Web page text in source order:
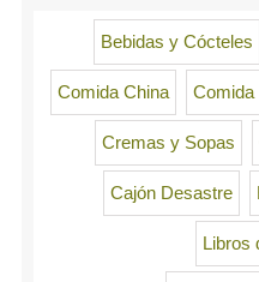
Bebidas y Cócteles
Comida China Comida
Cremas y Sopas
Cajón Desastre
Libros